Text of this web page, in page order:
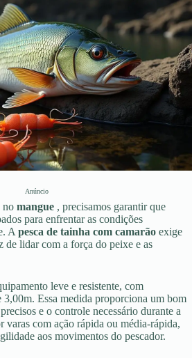
Anúncio
no mangue , precisamos garantir que
para enfrentar as condições
A pesca de tainha com camarão exige
de lidar com a força do peixe e as
leve e resistente, com
Essa medida proporciona um bom
e o controle necessário durante a
com ação rápida ou média-rápida,
aos movimentos do pescador.